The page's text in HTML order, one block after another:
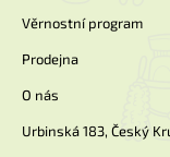
Věrnostní program
Prodejna
O nás
Urbinská 183, Český